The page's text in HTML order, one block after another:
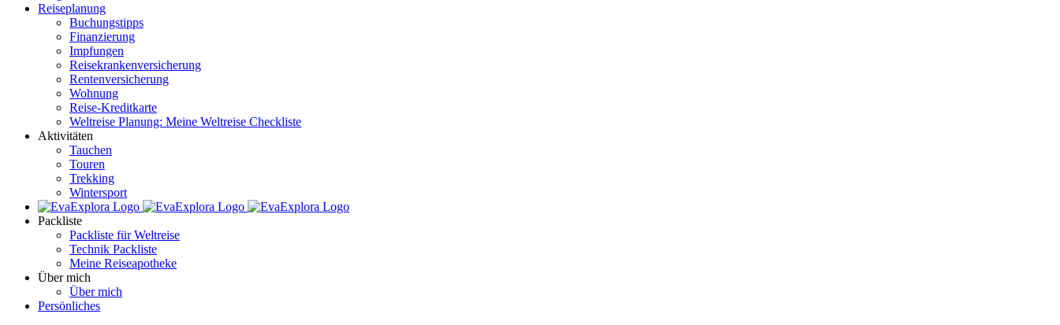
Reiseplanung
Buchungstipps
Finanzierung
Impfungen
Reisekrankenversicherung
Rentenversicherung
Wohnung
Reise-Kreditkarte
Weltreise Planung: Meine Weltreise Checkliste
Aktivitäten
Tauchen
Touren
Trekking
Wintersport
Packliste
Packliste für Weltreise
Technik Packliste
Meine Reiseapotheke
Über mich
Über mich
Persönliches